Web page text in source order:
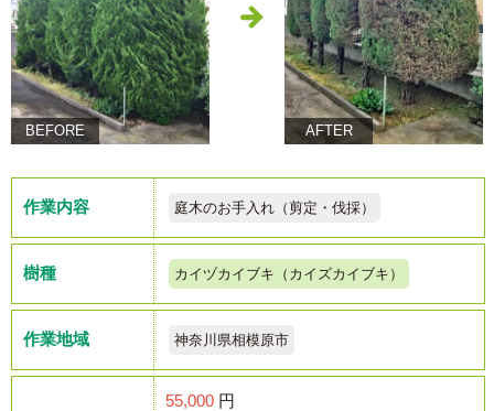
BEFORE AFTER
作業内容 庭木のお手入れ（剪定・伐採）
樹種 カイヅカイブキ（カイズカイブキ）
作業地域 神奈川県相模原市
55,000 円